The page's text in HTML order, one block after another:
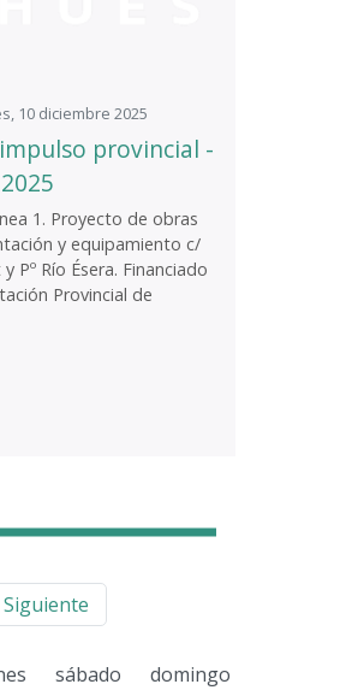
10 diciembre 2025
provincial -
1. Proyecto de obras
y equipamiento c/
Pº Río Ésera. Financiado
Provincial de
Siguiente
sábado domingo